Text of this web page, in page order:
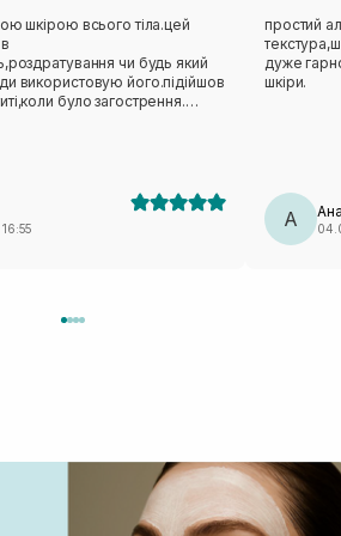
шкірою всього тіла.цей
чи будь який
використовую його.підійшов
було загострення.
простий
дуже
шкіри.
А